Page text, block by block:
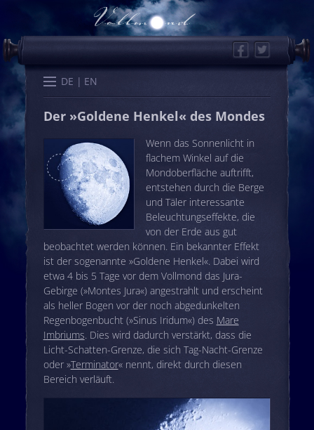
FacebookTwitter
DE EN
Start Kalender Karten
Der »Goldene Henkel« des Mondes
Wenn das Sonnenlicht in
flachem Winkel auf die
Mondoberfläche auftrifft,
entstehen durch die Berge
und Täler interessante
Beleuchtungseffekte, die
von der Erde aus gut
beobachtet werden können. Ein bekannter Effekt
ist der sogenannte »Goldene Henkel«. Dabei wird
etwa 4 bis 5 Tage vor dem Vollmond das Jura-
Gebirge (»Montes Jura«) angestrahlt und erscheint
als heller Bogen vor der noch abgedunkelten
Regenbogenbucht (»Sinus Iridum«) des Mare
Imbriums. Dies wird dadurch verstärkt, dass die
Licht-Schatten-Grenze, die sich Tag-Nacht-Grenze
oder »Terminator« nennt, direkt durch diesen
Bereich verläuft.